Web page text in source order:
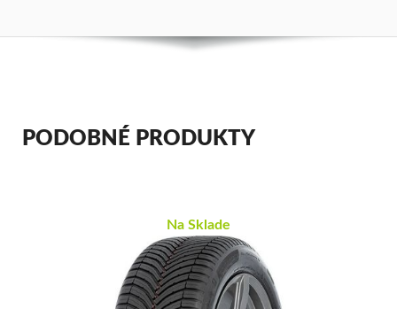
PODOBNÉ PRODUKTY
Na Sklade